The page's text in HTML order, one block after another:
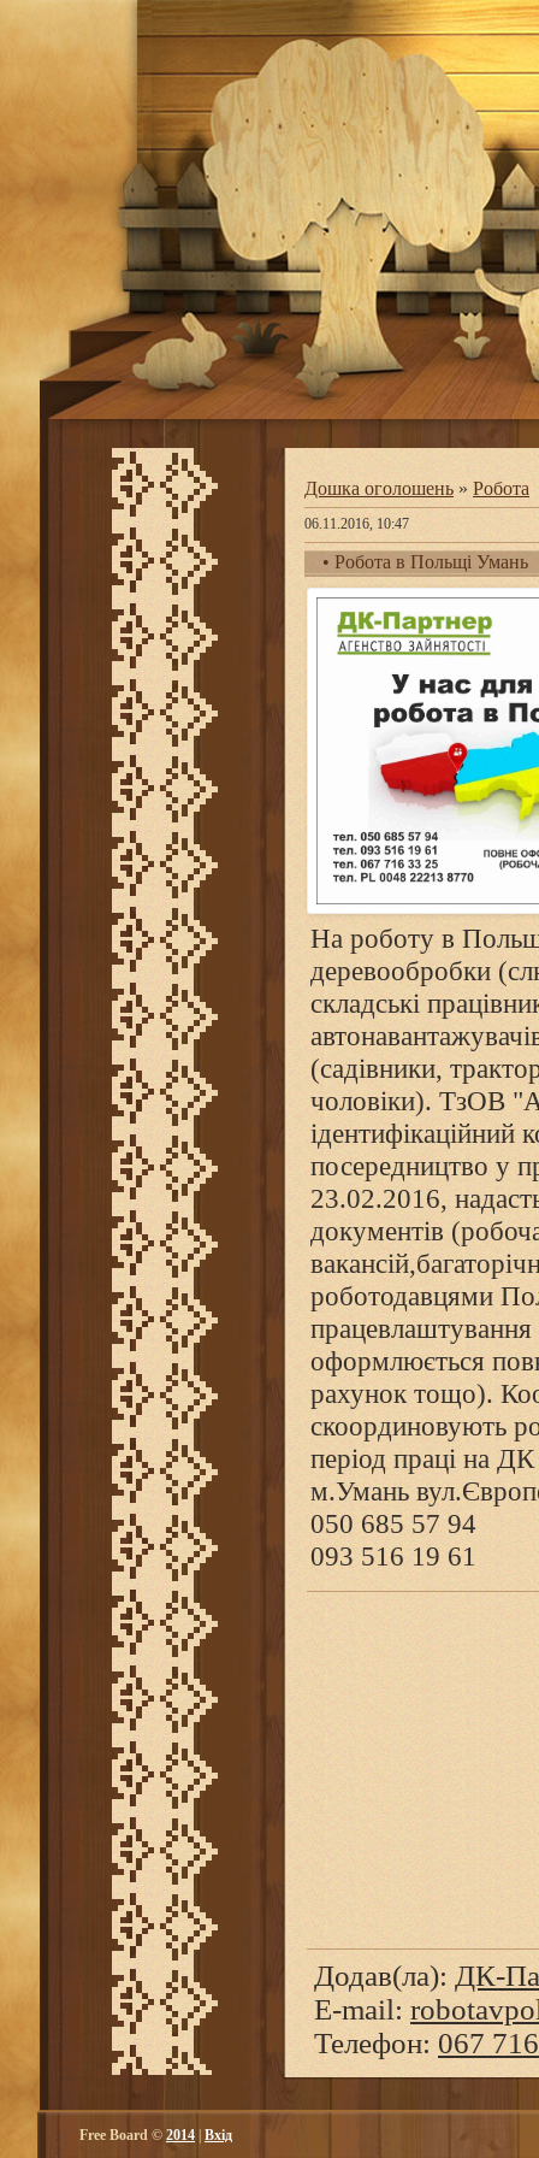
Дошка оголошень » Робота
06.11.2016, 10:47
• Робота в Польщі Умань
На роботу в
деревообробки
складські
(садівники,
чоловіки). ТзОВ
посередництво у
23.02.2016,
документів
роботодавцями
оформлюється
рахунок тощо).
скоординовують
період праці на
м.Умань
050 685 57 94
093 516 19 61
Додав(ла): ДК-
E-mail:
Телефон: 067
Free Board © 2014 Вхід